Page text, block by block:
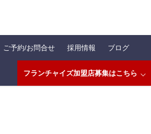
ご予約/お問合せ 採用情報 ブログ
フランチャイズ加盟店募集はこちら